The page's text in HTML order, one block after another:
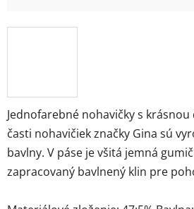
Jednofarebné nohavičky s
časti nohavičiek značky Gina sú
bavlny. V páse je všitá jemná
zapracovaný bavlnený klin pre